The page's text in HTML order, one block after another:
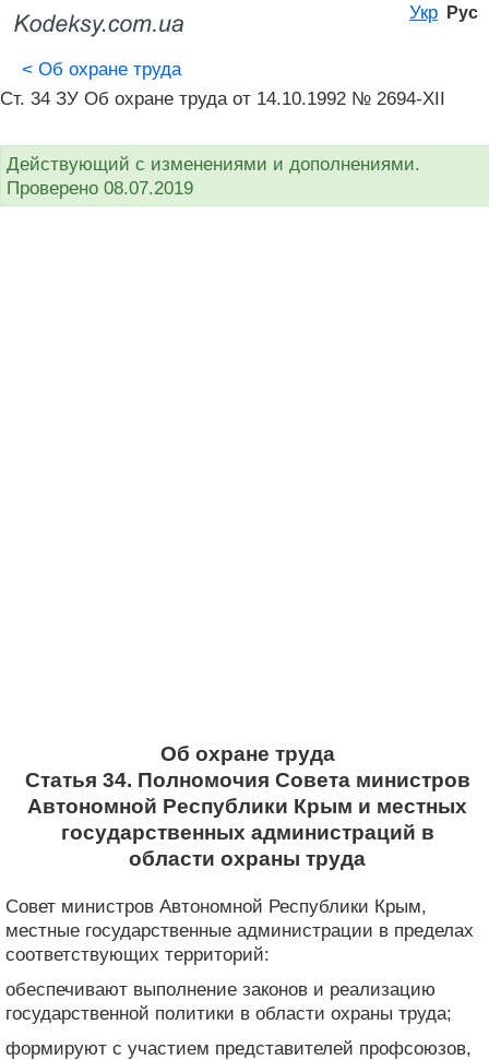
Укр Рус
< Об охране труда
Ст. 34 ЗУ Об охране труда от 14.10.1992 № 2694-XII
Действующий с изменениями и дополнениями.
Проверено 08.07.2019
Об охране труда
Статья 34. Полномочия Совета министров
Автономной Республики Крым и местных
государственных администраций в
области охраны труда
Совет министров Автономной Республики Крым,
местные государственные администрации в пределах
соответствующих территорий:
обеспечивают выполнение законов и реализацию
государственной политики в области охраны труда;
формируют с участием представителей профсоюзов,